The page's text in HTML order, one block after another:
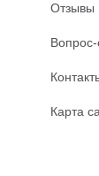
Отзывы
Вопрос-
Карта